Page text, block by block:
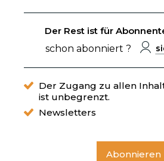
Der Rest ist für
schon abonniert ?
Der Zugang zu allen
ist unbegrenzt.
Newsletters
Abonnieren